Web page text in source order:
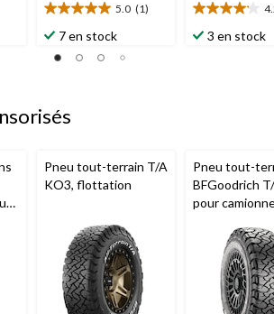
5.0 (1)
5.0
étoile(s)
sur
7 en stock
4.2
étoile(s)
3 en stock
Pneu tout-terrain T/A
KO3, flottation
Pneu tout-
BFGoodrich
pour